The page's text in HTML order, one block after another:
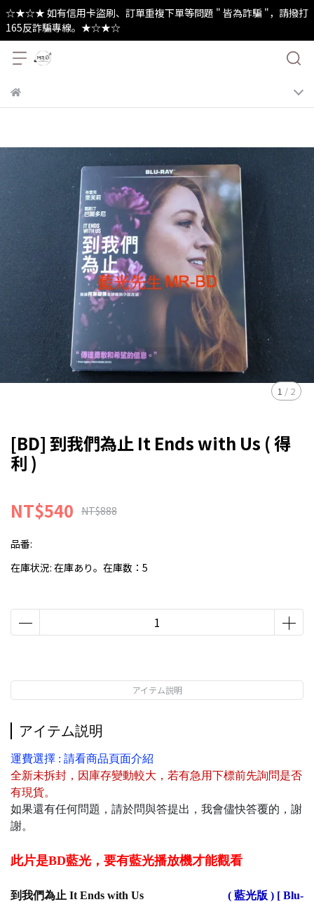
☆★☆★ 如有信用卡盜刷、訂單重複下單等問題 " 皆為詐騙 "，請撥打
165反詐騙專線。★☆★☆
1 / 2
[BD] 到我們為止 It Ends with Us ( 得
利 )
NT$540 NT$888
品番:
在庫状況: 在庫あり。在庫数：5
アイテム説明
アイテム説明
運費選擇 : 請看商品頁面介紹
全新未拆封 ， 因庫存變動較大，若有急用下標前先詢問是否
有現貨。
如果還有任何問題，請於問與答提出，我會儘快答覆的，謝
謝。
此片是BD藍光，要有藍光播放機才能觀看
到我們為止 It Ends with Us
( 藍光版 ) [ Blu-